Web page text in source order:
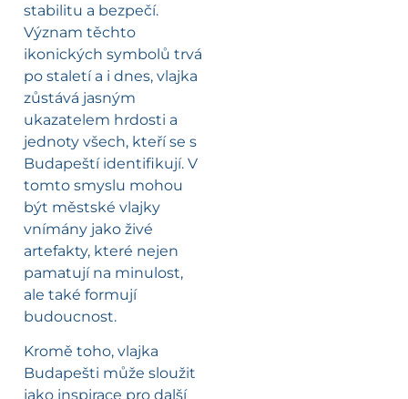
stabilitu a bezpečí.
Význam těchto
ikonických symbolů trvá
po staletí a i dnes, vlajka
zůstává jasným
ukazatelem hrdosti a
jednoty všech, kteří se s
Budapeští identifikují. V
tomto smyslu mohou
být městské vlajky
vnímány jako živé
artefakty, které nejen
pamatují na minulost,
ale také formují
budoucnost.
Kromě toho, vlajka
Budapešti může sloužit
jako inspirace pro další